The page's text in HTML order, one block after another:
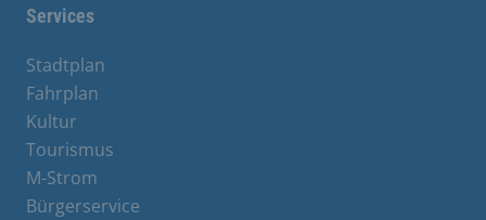
Services
Stadtplan
Fahrplan
Kultur
Tourismus
M-Strom
Bürgerservice